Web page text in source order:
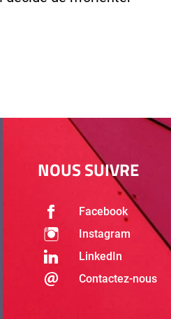
NOUS SUIVRE
Facebook
Instagram
LinkedIn
Contactez-nous